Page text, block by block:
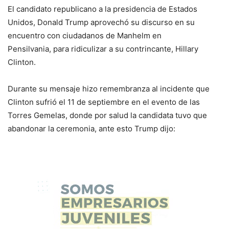
El candidato republicano a la presidencia de Estados
Unidos, Donald Trump aprovechó su discurso en su
encuentro con ciudadanos de Manhelm en
Pensilvania, para ridiculizar a su contrincante, Hillary
Clinton.
Durante su mensaje hizo remembranza al incidente que
Clinton sufrió el 11 de septiembre en el evento de las
Torres Gemelas, donde por salud la candidata tuvo que
abandonar la ceremonia, ante esto Trump dijo: